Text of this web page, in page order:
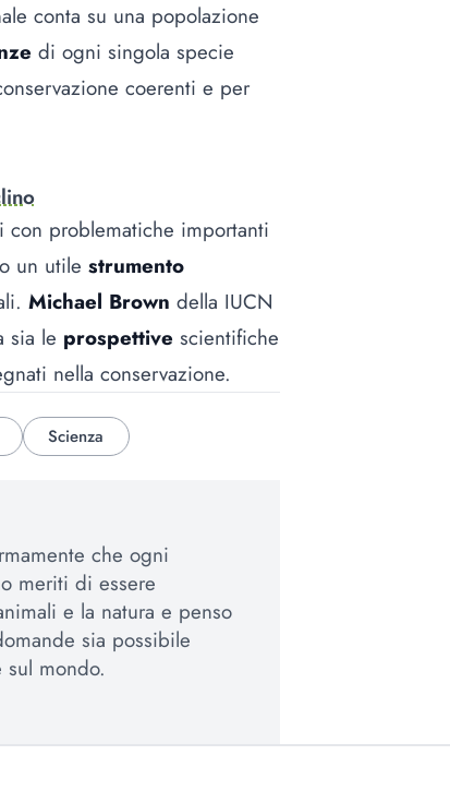
conta su una popolazione
di ogni singola specie
coerenti e per
problematiche importanti
un utile strumento
Michael Brown della IUCN
sia le prospettive scientifiche
nella conservazione.
Scienza
che ogni
meriti di essere
e la natura e penso
sia possibile
mondo.